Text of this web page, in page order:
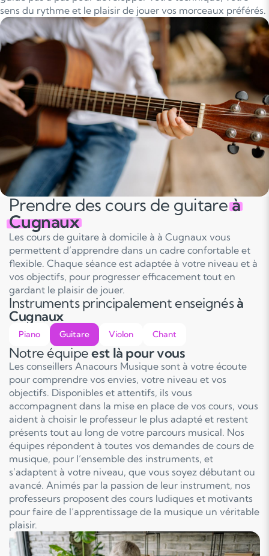
sens du rythme et le plaisir de jouer vos morceaux préférés.
Prendre des cours de guitareà
Cugnaux
Les cours de guitare à domicile à à Cugnaux vous
permettent d’apprendre dans un cadre confortable et
flexible. Chaque séance est adaptée à votre niveau et à
vos objectifs, pour progresser efficacement tout en
gardant le plaisir de jouer.
Instruments principalement enseignésà
Cugnaux
Piano Guitare Violon Chant
Notre équipeest là pour vous
Les conseillers Anacours Musique sont à votre écoute
pour comprendre vos envies, votre niveau et vos
objectifs. Disponibles et attentifs, ils vous
accompagnent dans la mise en place de vos cours, vous
aident à choisir le professeur le plus adapté et restent
présents tout au long de votre parcours musical. Nos
équipes répondent à toutes vos demandes de cours de
musique, pour l’ensemble des instruments, et
s’adaptent à votre niveau, que vous soyez débutant ou
avancé. Animés par la passion de leur instrument, nos
professeurs proposent des cours ludiques et motivants
pour faire de l’apprentissage de la musique un véritable
plaisir.